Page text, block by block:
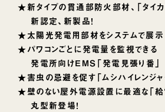
★新タイプの貫通部防火部材、「タイカ
新認定、新製品！
★太陽光発電用部材をシステムで展示
★パワコンごとに発電量を監視できる
発電所向けＥＭＳ「発電見張り番」
★害虫の忌避を促す「ムシハイレンジャ
★壁のない屋外電源設置に最適な「給
丸型新登場！